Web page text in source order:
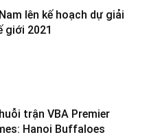
lên kế hoạch dự giải
giới 2021
trận VBA Premier
Hanoi Buffaloes